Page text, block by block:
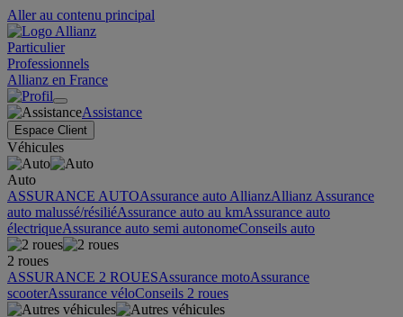
Aller au contenu principal
Particulier
Professionnels
Allianz en France
Assistance
Espace Client
Véhicules
Auto
ASSURANCE AUTOAssurance auto AllianzAllianz Assurance
auto malussé/résiliéAssurance auto au kmAssurance auto
électriqueAssurance auto semi autonomeConseils auto
2 roues
ASSURANCE 2 ROUESAssurance motoAssurance
scooterAssurance véloConseils 2 roues